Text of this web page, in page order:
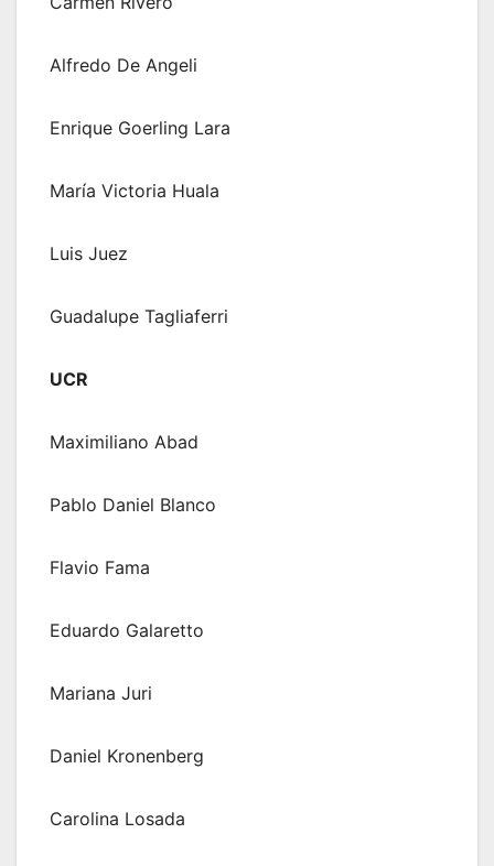
Alfredo De Angeli
Enrique Goerling Lara
María Victoria Huala
Luis Juez
Guadalupe Tagliaferri
UCR
Maximiliano Abad
Pablo Daniel Blanco
Flavio Fama
Eduardo Galaretto
Mariana Juri
Daniel Kronenberg
Carolina Losada